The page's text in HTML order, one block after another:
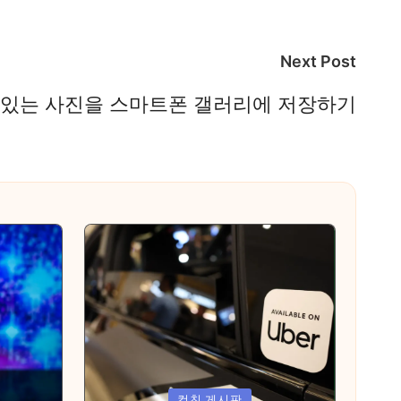
Next Post
는 사진을 스마트폰 갤러리에 저장하기
Posted